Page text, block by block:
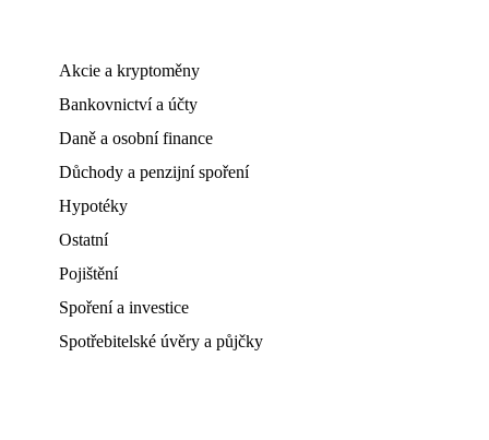
Akcie a kryptoměny
Bankovnictví a účty
Daně a osobní finance
Důchody a penzijní spoření
Hypotéky
Ostatní
Pojištění
Spoření a investice
Spotřebitelské úvěry a půjčky